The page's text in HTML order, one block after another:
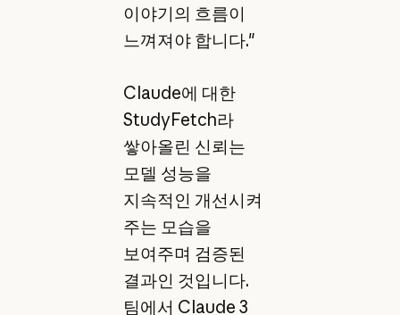
이야기의 흐름이
느껴져야 합니다."
Claude에 대한
StudyFetch라
쌓아올린 신뢰는
모델 성능을
지속적인 개선시켜
주는 모습을
보여주며 검증된
결과인 것입니다.
팀에서 Claude 3